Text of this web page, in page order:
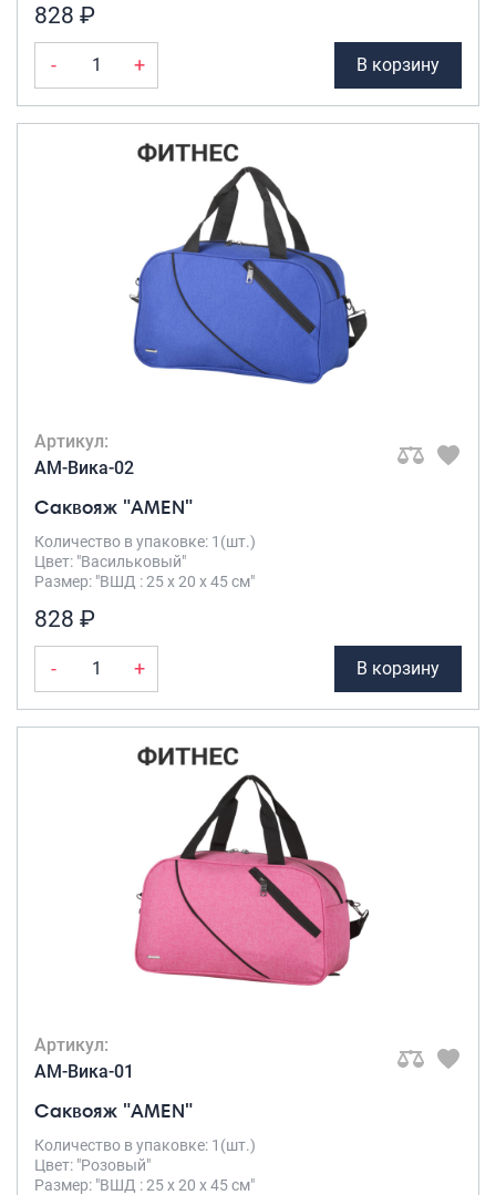
828 ₽
- + В корзину
Артикул:
AM-Вика-02
Саквояж "AMEN"
Количество в упаковке: 1(шт.)
Цвет: "Васильковый"
Размер: "ВШД : 25 х 20 х 45 см"
828 ₽
- + В корзину
Артикул:
AM-Вика-01
Саквояж "AMEN"
Количество в упаковке: 1(шт.)
Цвет: "Розовый"
Размер: "ВШД : 25 х 20 х 45 см"